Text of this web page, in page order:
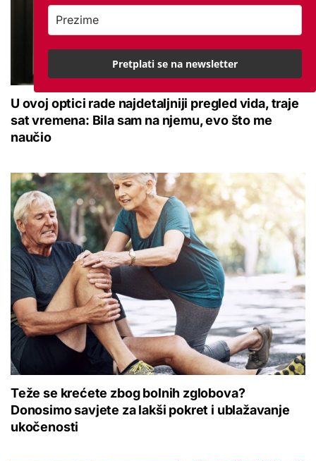
U ovoj optici rade najdetaljniji pregled vida, traje
sat vremena: Bila sam na njemu, evo što me
naučio
Teže se krećete zbog bolnih zglobova?
Donosimo savjete za lakši pokret i ublažavanje
ukočenosti
Pretplati se na newsletter